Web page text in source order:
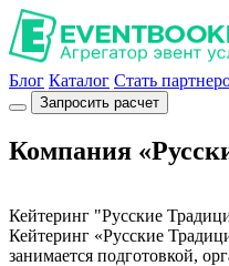
Блог Каталог Стать
Запросить расчет
Компания
Кейтеринг "Русские
Кейтеринг «Русские
занимается подготовкой,